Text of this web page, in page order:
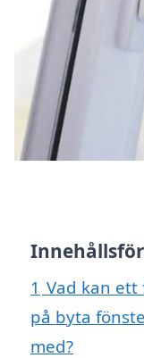
1 Vad kan
på byta
med?